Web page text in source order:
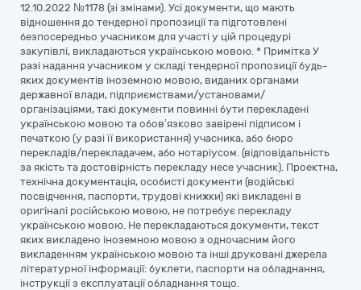
12.10.2022 №1178 (зі змінами). Усі документи, що мають
відношення до тендерної пропозиції та підготовлені
безпосередньо учасником для участі у цій процедурі
закупівлі, викладаються українською мовою. * Примітка У
разі надання учасником у складі тендерної пропозиції будь-
яких документів іноземною мовою, виданих органами
державної влади, підприємствами/установами/
організаціями, такі документи повинні бути перекладені
українською мовою та обов’язково завірені підписом і
печаткою (у разі її використання) учасника, або бюро
перекладів/перекладачем, або нотаріусом. (відповідальність
за якість та достовірність перекладу несе учасник). Проектна,
технічна документація, особисті документи (водійські
посвідчення, паспорти, трудові книжки) які викладені в
оригіналі російською мовою, не потребує перекладу
українською мовою. Не перекладаються документи, текст
яких викладено іноземною мовою з одночасним його
викладенням українською мовою та інші друковані джерела
літературної інформації: буклети, паспорти на обладнання,
інструкції з експлуатації обладнання тощо.